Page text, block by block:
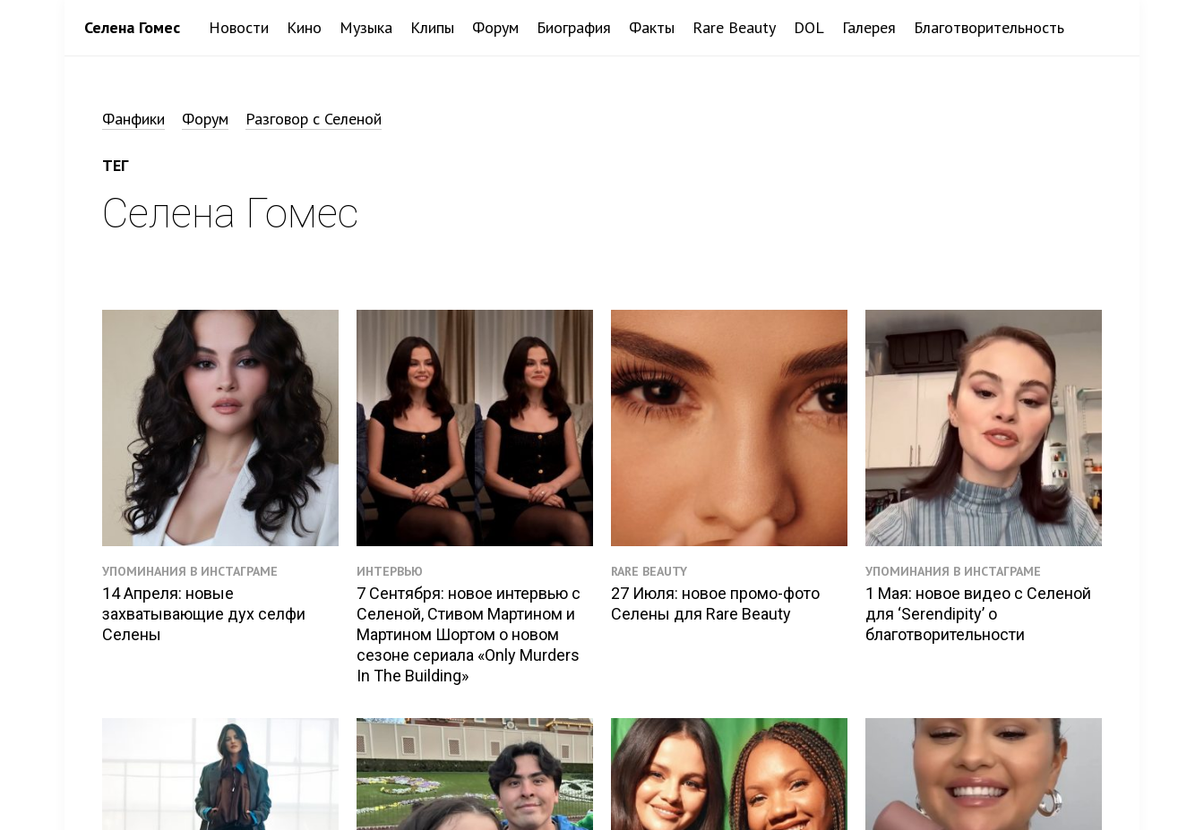
Селена Гомес Новости Кино Музыка Клипы Форум Биография Факты Rare Beauty DOL Галерея Благотворительность
Фанфики Форум Разговор с Селеной
ТЕГ
Селена Гомес
УПОМИНАНИЯ В ИНСТАГРАМЕ
14 Апреля: новые
захватывающие дух селфи
Селены
ИНТЕРВЬЮ
7 Сентября: новое интервью с
Селеной, Стивом Мартином и
Мартином Шортом о новом
сезоне сериала «Only Murders
In The Building»
RARE BEAUTY
27 Июля: новое промо-фото
Селены для Rare Beauty
УПОМИНАНИЯ В ИНСТАГРАМЕ
1 Мая: новое видео с Селеной
для ‘Serendipity’ о
благотворительности